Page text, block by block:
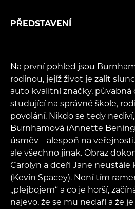
PŘEDSTAVENÍ
Na první pohled jsou
rodinou, jejíž život je zalit
auto kvalitní značky, půvabná
studující na správné škole,
povolání. Nikdo se tedy
Burnhamová (Annette
úsměv – alespoň na
ale všechno jinak. Obraz
Carolyn a dceři Jane neustále
(Kevin Spacey). Není tím
„plejbojem“ a co je horší,
najevo, že se mu nedaří a že